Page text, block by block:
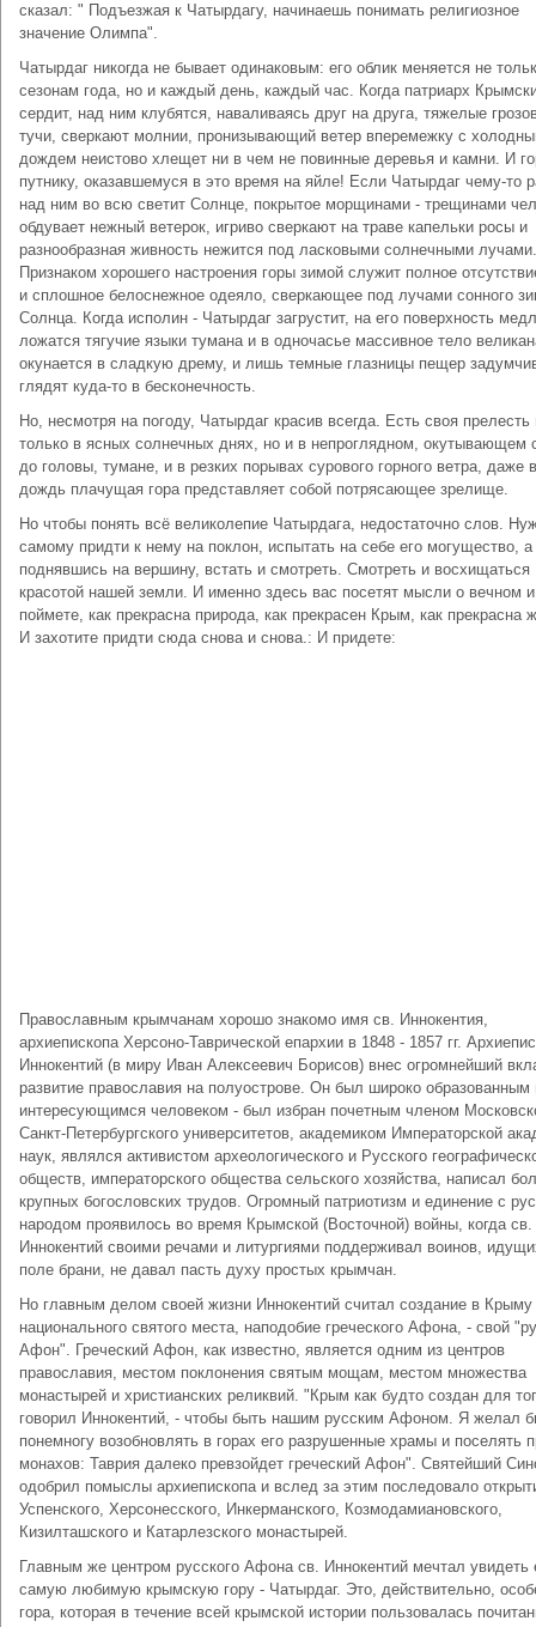
сказал: " Подъезжая к Чатырдагу, начинаешь понимать религиозное
значение Олимпа".
Чатырдаг никогда не бывает одинаковым: его облик меняется не
сезонам года, но и каждый день, каждый час. Когда патриарх
сердит, над ним клубятся, наваливаясь друг на друга, тяжелые
тучи, сверкают молнии, пронизывающий ветер вперемежку с
дождем неистово хлещет ни в чем не повинные деревья и камни. И
путнику, оказавшемуся в это время на яйле! Если Чатырдаг чему-то
над ним во всю светит Солнце, покрытое морщинами - трещинами
обдувает нежный ветерок, игриво сверкают на траве капельки росы и
разнообразная живность нежится под ласковыми солнечными лучами.
Признаком хорошего настроения горы зимой служит полное
и сплошное белоснежное одеяло, сверкающее под лучами сонного
Солнца. Когда исполин - Чатырдаг загрустит, на его поверхность
ложатся тягучие языки тумана и в одночасье массивное тело
окунается в сладкую дрему, и лишь темные глазницы пещер
глядят куда-то в бесконечность.
Но, несмотря на погоду, Чатырдаг красив всегда. Есть своя прелесть
только в ясных солнечных днях, но и в непроглядном, окутывающем
до головы, тумане, и в резких порывах сурового горного ветра, даже в
дождь плачущая гора представляет собой потрясающее зрелище.
Но чтобы понять всё великолепие Чатырдага, недостаточно слов.
самому придти к нему на поклон, испытать на себе его могущество,
поднявшись на вершину, встать и смотреть. Смотреть и восхищаться
красотой нашей земли. И именно здесь вас посетят мысли о вечном
поймете, как прекрасна природа, как прекрасен Крым, как прекрасна
И захотите придти сюда снова и снова.: И придете:
Православным крымчанам хорошо знакомо имя св. Иннокентия,
архиепископа Херсоно-Таврической епархии в 1848 - 1857 гг.
Иннокентий (в миру Иван Алексеевич Борисов) внес огромнейший
развитие православия на полуострове. Он был широко образованным
интересующимся человеком - был избран почетным членом
Санкт-Петербургского университетов, академиком Императорской
наук, являлся активистом археологического и Русского
обществ, императорского общества сельского хозяйства, написал
крупных богословских трудов. Огромный патриотизм и единение с
народом проявилось во время Крымской (Восточной) войны, когда св.
Иннокентий своими речами и литургиями поддерживал воинов,
поле брани, не давал пасть духу простых крымчан.
Но главным делом своей жизни Иннокентий считал создание в Крыму
национального святого места, наподобие греческого Афона, - свой
Афон". Греческий Афон, как известно, является одним из центров
православия, местом поклонения святым мощам, местом множества
монастырей и христианских реликвий. "Крым как будто создан для
говорил Иннокентий, - чтобы быть нашим русским Афоном. Я желал
понемногу возобновлять в горах его разрушенные храмы и поселять
монахов: Таврия далеко превзойдет греческий Афон". Святейший
одобрил помыслы архиепископа и вслед за этим последовало
Успенского, Херсонесского, Инкерманского, Козмодамиановского,
Кизилташского и Катарлезского монастырей.
Главным же центром русского Афона св. Иннокентий мечтал увидеть
самую любимую крымскую гору - Чатырдаг. Это, действительно,
гора, которая в течение всей крымской истории пользовалась